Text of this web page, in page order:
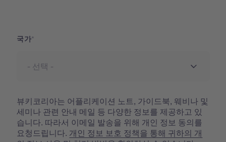
국가
뷰키코리아는 어플리케이션 노트, 가이드북, 웨비나 및
세미나 관련 안내 메일 등 다양한 정보를 제공하고 있
습니다. 따라서 이메일 발송을 위해 개인 정보 동의를
요청드립니다. 개인 정보 보호 정책을 통해 귀하의 개